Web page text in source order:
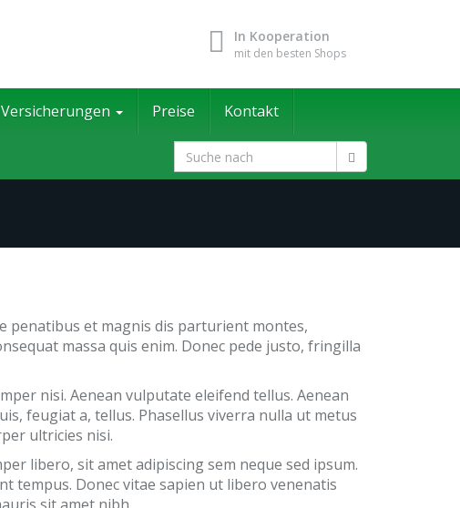
In Kooperation
mit den besten Shops
Versicherungen Preise Kontakt
penatibus et magnis dis parturient montes,
massa quis enim. Donec pede justo, fringilla
nisi. Aenean vulputate eleifend tellus. Aenean
feugiat a, tellus. Phasellus viverra nulla ut metus
ultricies nisi.
libero, sit amet adipiscing sem neque sed ipsum.
tempus. Donec vitae sapien ut libero venenatis